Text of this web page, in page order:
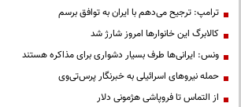
ترامپ: ترجیح می‌دهم با ایران به توافق برسم
کالابرگ این خانوارها امروز شارژ شد
ونس: ایرانی‌ها طرف بسیار دشواری برای مذاکره هستند
حمله نیروهای اسرائیلی به خبرنگار پرس‌تی‌وی
از التماس تا فروپاشی هژمونی دلار